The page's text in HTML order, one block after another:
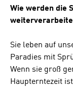
Wie werden die
Sie leben auf
Paradies mit
Wenn sie groß
Haupterntezeit